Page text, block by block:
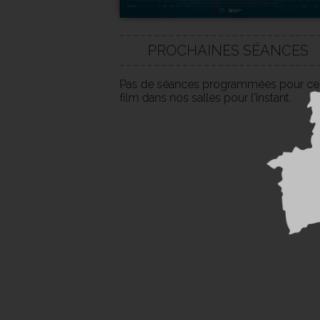
PROCHAINES SÉANCES
Pas de séances programmées pour ce
film dans nos salles pour l'instant.